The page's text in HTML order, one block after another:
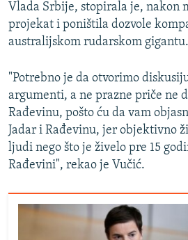
NASTANAK I RASPAD JUGOSLAVIJE
Vlada Srbije, stopirala je, nakon
projekat i poništila dozvole
australijskom rudarskom gigantu.
"Potrebno je da otvorimo
argumenti, a ne prazne priče ne
Rađevinu, pošto ću da vam
Jadar i Rađevinu, jer objektivno
ljudi nego što je živelo pre 15
Rađevini", rekao je Vučić.